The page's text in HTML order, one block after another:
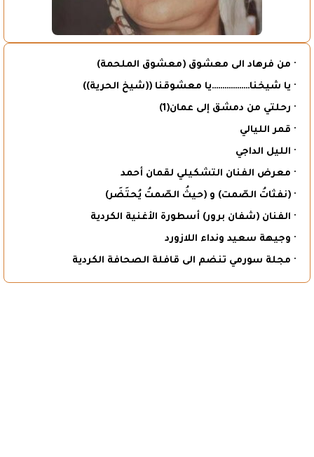
· من فرهاد الى معشوق (معشوق الملحمة)
· يا شيخنا………………يا معشوقنا ((شيخ الحرية))
· رحلتي من دمشق إلى عمان(1)
· قمر الليالي
· الليل الداجي
· معرض الفنان التشكيلي لقمان أحمد
· (نفثاتُ الصّمت) و (حيثُ الصّمتُ يُحتَضَر)
· الفنان (شفان برور) أسطورة الأغنية الكردية
· وجيهة سعيد ونداء اللازورد
· مجلة سورمي تنضم الى قافلة الصحافة الكردية